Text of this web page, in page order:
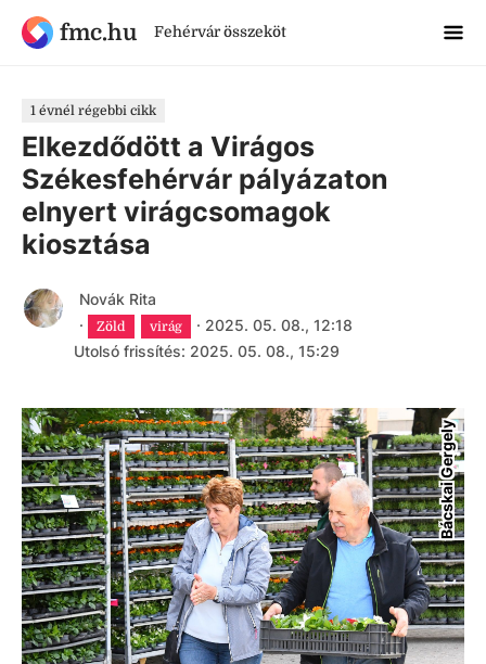
fmc.hu Fehérvár összeköt
1 évnél régebbi cikk
Elkezdődött a Virágos
Székesfehérvár pályázaton
elnyert virágcsomagok
kiosztása
Novák Rita
·
Zöld virág · 2025. 05. 08., 12:18
Utolsó frissítés: 2025. 05. 08., 15:29
Bácskai Gergely